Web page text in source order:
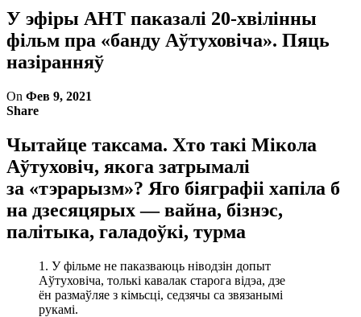
У эфіры АНТ паказалі 20-хвілінны
фільм пра «банду Аўтуховіча». Пяць
назіранняў
On Фев 9, 2021
Share
Чытайце таксама. Хто такі Мікола
Аўтуховіч, якога затрымалі
за «тэрарызм»? Яго біяграфіі хапіла б
на дзесяцярых — вайна, бізнэс,
палітыка, галадоўкі, турма
1. У фільме не паказваюць ніводзін допыт
Аўтуховіча, толькі кавалак старога відэа, дзе
ён размаўляе з кімьсці, седзячы са звязанымі
рукамі.